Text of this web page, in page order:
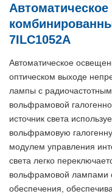
7ILC1052A
Автоматическое
оптическом выходе
лампы с
вольфрамовой
источник света
вольфрамовую
модулем управления
света легко
вольфрамовой лампами
обеспечения,